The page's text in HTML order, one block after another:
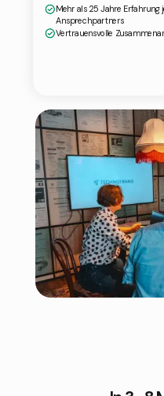
Mehr als 25 Jahre Erfahrung
Ansprechpartners
Vertrauensvolle